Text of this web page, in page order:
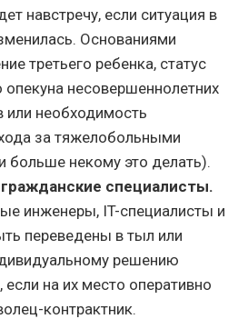
навстречу, если ситуация в
Основаниями
третьего ребенка, статус
опекуна несовершеннолетних
или необходимость
за тяжелобольными
больше некому это делать).
специалисты.
инженеры, IT-специалисты и
переведены в тыл или
решению
на их место оперативно
контрактник.